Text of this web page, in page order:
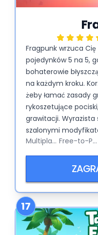
Fragpunk wrzuca
pojedynków 5 na 5,
bohaterowie
na każdym kroku.
żeby łamać zasady
rykoszetujące
grawitacji. Wyrazista
szalonymi
shooter, a trochę
Multiplayer Free-to-Play
17